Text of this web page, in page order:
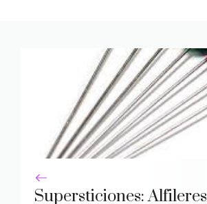
Supersticiones: Alfileres